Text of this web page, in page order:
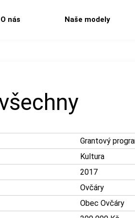
O nás Naše modely
Grantový
Kultura
2017
Ovčáry
Obec Ovčáry